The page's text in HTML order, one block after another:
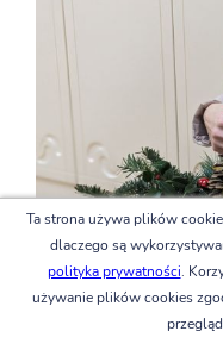
Ta strona używa plików
dlaczego są
polityka prywatności.
używanie plików cookies